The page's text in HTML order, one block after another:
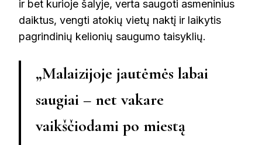
ir bet kurioje šalyje, verta saugoti asmeninius
daiktus, vengti atokių vietų naktį ir laikytis
pagrindinių kelionių saugumo taisyklių.
„Malaizijoje jautėmės labai
saugiai – net vakare
vaikščiodami po miestą